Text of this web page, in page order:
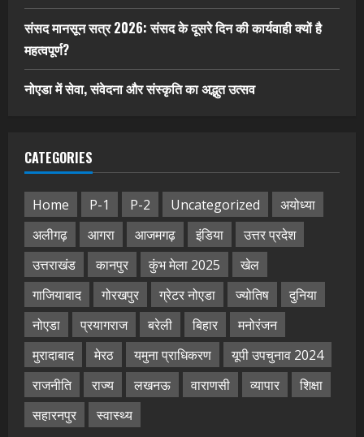
संसद मानसून सत्र 2026: संसद के दूसरे दिन की कार्यवाही क्यों है
महत्वपूर्ण?
नोएडा में सेवा, संवेदना और संस्कृति का अद्भुत उत्सव
CATEGORIES
Home P-1 P-2 Uncategorized
अयोध्या
अलीगढ़
आगरा आजमगढ़ इंडिया
उत्तर प्रदेश
उत्तराखंड
कानपुर कुंभ मेला 2025
खेल
गाजियाबाद
गोरखपुर ग्रेटर नोएडा ज्योतिष
दुनिया
नोएडा
प्रयागराज बरेली बिहार
मनोरंजन
मुरादाबाद
मेरठ यमुना प्राधिकरण
यूपी उपचुनाव 2024
राजनीति
राज्य लखनऊ वाराणसी व्यापार
शिक्षा
सहारनपुर
स्वास्थ्य